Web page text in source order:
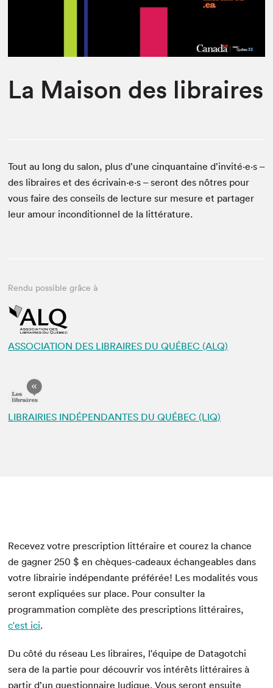
La Maison des libraires
Tout au long du salon, plus d’une cinquantaine d’invité⋅e⋅s –
des libraires et des écrivain⋅e⋅s – seront des nôtres pour
vous faire des conseils de lecture sur mesure et partager
leur amour inconditionnel de la littérature.
Rendu possible grâce à
ASSOCIATION DES LIBRAIRES DU QUÉBEC (ALQ)
LIBRAIRIES INDÉPENDANTES DU QUÉBEC (LIQ)
Recevez votre prescription littéraire et courez la chance
de gagner 250 $ en chèques-cadeaux échangeables dans
votre librairie indépendante préférée! Les modalités vous
seront expliquées sur place. Pour consulter la
programmation complète des prescriptions littéraires,
c'est ici.
Du côté du réseau Les libraires, l'équipe de Datagotchi
sera de la partie pour découvrir vos intérêts littéraires à
partir d’un questionnaire ludique. Vous seront ensuite